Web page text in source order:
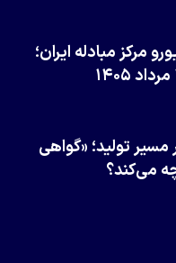
مرکز مبادله ایران؛
مسیر تولید؛ «گواهی
می‌کند؟